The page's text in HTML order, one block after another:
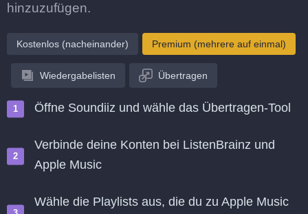
hinzuzufügen.
Kostenlos (nacheinander) Premium (mehrere auf einmal)
Wiedergabelisten Übertragen
Öffne Soundiiz und wähle das Übertragen-Tool
Verbinde deine Konten bei ListenBrainz und
Apple Music
Wähle die Playlists aus, die du zu Apple Music